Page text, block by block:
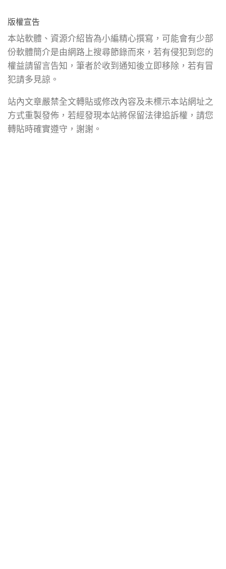
版權宣告
本站軟體、資源介紹皆為小編精心撰寫，可能會有少部
份軟體簡介是由網路上搜尋節錄而來，若有侵犯到您的
權益請留言告知，筆者於收到通知後立即移除，若有冒
犯請多見諒。
站內文章嚴禁全文轉貼或修改內容及未標示本站網址之
方式重製發佈，若經發現本站將保留法律追訴權，請您
轉貼時確實遵守，謝謝。